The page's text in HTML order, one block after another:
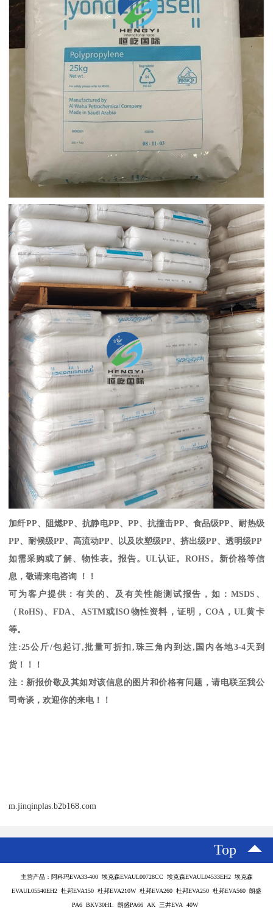
加纤PP、阻燃PP、抗静电PP、 PP、抗撞击PP、食品级PP、耐热级
PP、耐候级PP、高流动PP、以及吹塑级PP、挤出级PP、透明级PP
如需采购或了解、物性表。报告。 UL认证。 ROHS 。新价格等信
息，敬请来电咨询 ！！
可为客户提供：有关的、及有关性能测试报告，如： MSDS 、
（ RoHS) 、FDA、 ASTM或ISO物性资料，证明， COA，UL黄卡
等。
注 :25公斤/包起订,批量可折扣, 珠三角内到达, 国内各地3-4天到
货！！！
注：新报价敬及其如对该信息的图片和价格有问题，请电联至我公
司奇谈，欢迎你的来电！！
m.jinqinplas.b2b168.com
Top
主营产品：阿科玛EVA33-400 埃克森EVAUL00728CC 埃克森EVAUL04533EH2 埃克森
EVAUL05540EH2 杜邦EVA150 杜邦EVA210W 杜邦EVA260 杜邦EVA250 杜邦EVA560 朗盛
PA6 BKV30H1. 朗盛PA66 AK 三井EVA 40W